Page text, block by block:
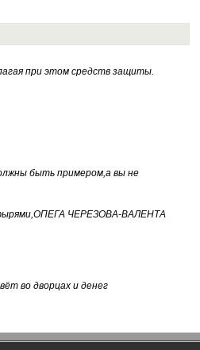
при этом средств защиты.
быть примером,а вы не
ЧЕРЕЗОВА-ВАЛЕНТА
во дворцах и денег